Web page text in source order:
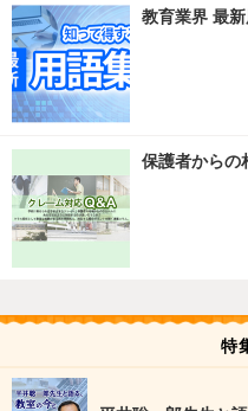
教育業界 最
保護者からの
特